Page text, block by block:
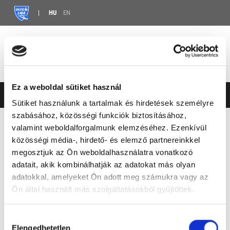
Ez a weboldal sütiket használ
Sütiket használunk a tartalmak és hirdetések személyre
szabásához, közösségi funkciók biztosításához,
valamint weboldalforgalmunk elemzéséhez. Ezenkívül
közösségi média-, hirdető- és elemző partnereinkkel
megosztjuk az Ön weboldalhasználatra vonatkozó
adatait, akik kombinálhatják az adatokat más olyan
adatokkal, amelyeket Ön adott meg számukra vagy az
Ön által használt más szolgáltatásokból gyűjtöttek.
Elengedhetetlen
HU EN
HÍREK ERSTE LIGA VEDRAN BOGESIC ÚJPESTEN FOLYTATJA
VEDRAN BOGESIC ÚJPESTEN
FOLYTATJA
ABOUT A YEAR AGO
MEGOSZTÁS